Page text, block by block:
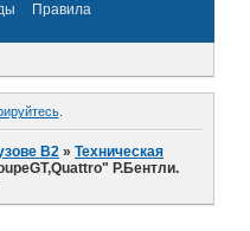
Правила
.
В2 »Техническая
Р.Бентли.